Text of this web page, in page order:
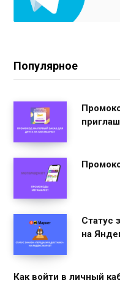
Популярное
Статус
на
Как войти в личный